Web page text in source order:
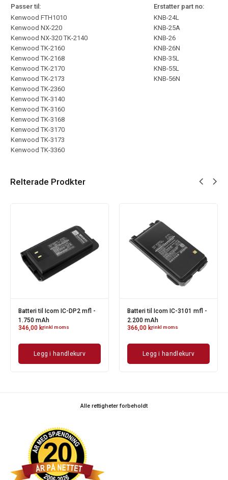
Passer til:
Erstatter part no:
Kenwood FTH1010
Kenwood NX-220
Kenwood NX-320 TK-2140
Kenwood TK-2160
Kenwood TK-2168
Kenwood TK-2170
Kenwood TK-2173
Kenwood TK-2360
Kenwood TK-3140
Kenwood TK-3160
Kenwood TK-3168
Kenwood TK-3170
Kenwood TK-3173
Kenwood TK-3360
KNB-24L
KNB-25A
KNB-26
KNB-26N
KNB-35L
KNB-55L
KNB-56N
Relterade Prodkter
Batteri til Icom IC-DP2 mfl -
1.750 mAh
346,00 krinkl moms
Legg i handlekurv
Batteri til Icom IC-3101 mfl -
2.200 mAh
366,00 krinkl moms
Legg i handlekurv
Alle rettigheter forbeholdt